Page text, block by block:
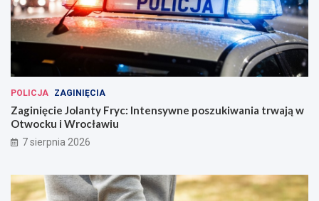
POLICJA ZAGINIĘCIA
Zaginięcie Jolanty Fryc: Intensywne poszukiwania trwają w
Otwocku i Wrocławiu
7 sierpnia 2026